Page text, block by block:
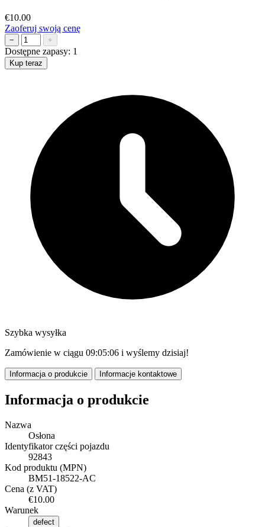
€10.00
Zaoferuj swoją cenę
− +
Dostępne zapasy: 1
Kup teraz
Szybka wysyłka
Zamówienie w ciągu 09:05:05 i wyślemy dzisiaj!
Informacja o produkcie Informacje kontaktowe
Informacja o produkcie
Nazwa
Osłona
Identyfikator części pojazdu
92843
Kod produktu (MPN)
BM51-18522-AC
Cena (z VAT)
€10.00
Warunek
defect